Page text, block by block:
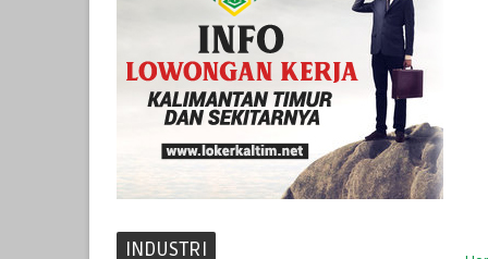
INDUSTRI